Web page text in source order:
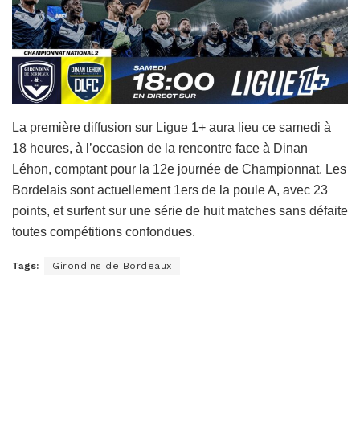
La première diffusion sur Ligue 1+ aura lieu ce samedi à
18 heures, à l’occasion de la rencontre face à Dinan
Léhon, comptant pour la 12e journée de Championnat. Les
Bordelais sont actuellement 1ers de la poule A, avec 23
points, et surfent sur une série de huit matches sans défaite
toutes compétitions confondues.
Tags: Girondins de Bordeaux